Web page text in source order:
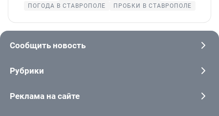
ПОГОДА В СТАВРОПОЛЕ
ПРОБКИ В СТАВРОПОЛЕ
Сообщить новость
Рубрики
Реклама на сайте